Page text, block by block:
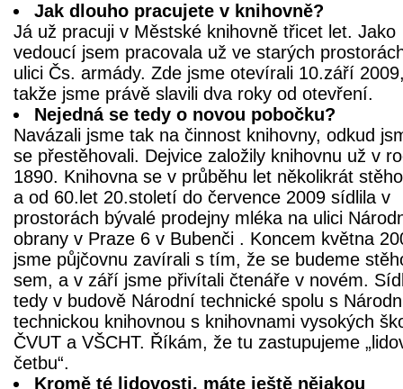
Jak dlouho pracujete v knihovně?
Já už pracuji v Městské knihovně třicet let. Jako
vedoucí jsem pracovala už ve starých
ulici Čs. armády. Zde jsme otevírali 10.září
takže jsme právě slavili dva roky od otevření.
Nejedná se tedy o novou pobočku?
Navázali jsme tak na činnost knihovny, odkud
se přestěhovali. Dejvice založily knihovnu už v
1890. Knihovna se v průběhu let několikrát
a od 60.let 20.století do července 2009 sídlila v
prostorách bývalé prodejny mléka na ulici
obrany v Praze 6 v Bubenči . Koncem května
jsme půjčovnu zavírali s tím, že se budeme
sem, a v září jsme přivítali čtenáře v novém.
tedy v budově Národní technické spolu s
technickou knihovnou s knihovnami vysokých
ČVUT a VŠCHT. Říkám, že tu zastupujeme
četbu“.
Kromě té lidovosti, máte ještě nějakou